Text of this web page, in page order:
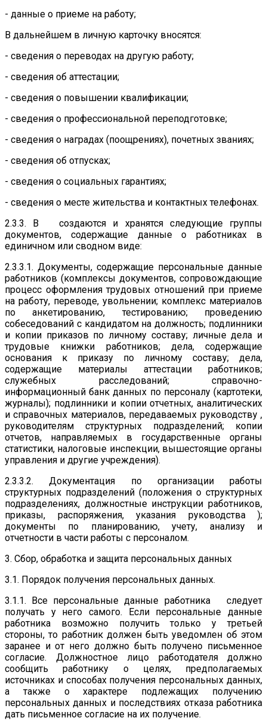
- данные о приеме на работу;
В дальнейшем в личную карточку вносятся:
- сведения о переводах на другую работу;
- сведения об аттестации;
- сведения о повышении квалификации;
- сведения о профессиональной переподготовке;
- сведения о наградах (поощрениях), почетных званиях;
- сведения об отпусках;
- сведения о социальных гарантиях;
- сведения о месте жительства и контактных телефонах.
2.3.3. В создаются и хранятся следующие группы
документов, содержащие данные о работниках в
единичном или сводном виде:
2.3.3.1. Документы, содержащие персональные данные
работников (комплексы документов, сопровождающие
процесс оформления трудовых отношений при приеме
на работу, переводе, увольнении; комплекс материалов
по анкетированию, тестированию; проведению
собеседований с кандидатом на должность; подлинники
и копии приказов по личному составу; личные дела и
трудовые книжки работников; дела, содержащие
основания к приказу по личному составу; дела,
содержащие материалы аттестации работников;
служебных расследований; справочно­-
информационный банк данных по персоналу (картотеки,
журналы); подлинники и копии отчетных, аналитических
и справочных материалов, передаваемых руководству ,
руководителям структурных подразделений; копии
отчетов, направляемых в государственные органы
статистики, налоговые инспекции, вышестоящие органы
управления и другие учреждения).
2.3.3.2. Документация по организации работы
структурных подразделений (положения о структурных
подразделениях, должностные инструкции работников,
приказы, распоряжения, указания руководства );
документы по планированию, учету, анализу и
отчетности в части работы с персоналом.
3. Сбор, обработка и защита персональных данных
3.1. Порядок получения персональных данных.
3.1.1. Все персональные данные работника следует
получать у него самого. Если персональные данные
работника возможно получить только у третьей
стороны, то работник должен быть уведомлен об этом
заранее и от него должно быть получено письменное
согласие. Должностное лицо работодателя должно
сообщить работнику о целях, предполагаемых
источниках и способах получения персональных данных,
а также о характере подлежащих получению
персональных данных и последствиях отказа работника
дать письменное согласие на их получение.